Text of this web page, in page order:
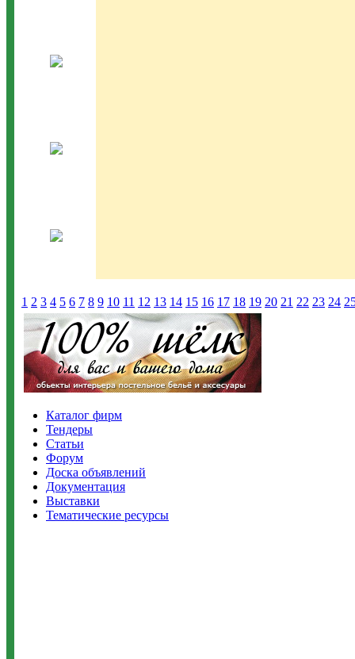
1 2 3 4 5 6 7 8 9 10 11 12 13 14 15 16 17 18 19 20 21 22 23 24
Каталог фирм
Тендеры
Статьи
Форум
Доска объявлений
Документация
Выставки
Тематические ресурсы